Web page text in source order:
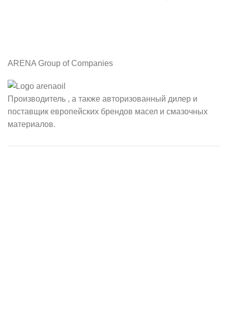
ARENA Group of Companies
Производитель , а также авторизованный дилер и
поставщик европейских брендов масел и смазочных
материалов.